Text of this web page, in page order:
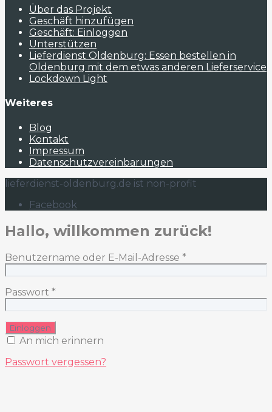
Über das Projekt
Geschäft hinzufügen
Geschäft: Einloggen
Unterstützen
Lieferdienst Oldenburg: Essen bestellen in
Oldenburg mit dem etwas anderen Lieferservice
Lockdown Light
Weiteres
Blog
Kontakt
Impressum
Datenschutzvereinbarungen
lieferdienst-oldenburg.de ist non-profit
Facebook
Hallo, willkommen zurück!
Benutzername oder E-Mail-Adresse *
Passwort *
An mich erinnern
Passwort vergessen?